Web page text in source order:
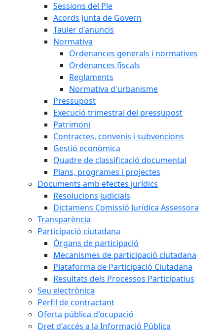
Sessions del Ple
Acords Junta de Govern
Tauler d'anuncis
Normativa
Ordenances generals i normatives
Ordenances fiscals
Reglaments
Normativa d'urbanisme
Pressupost
Execució trimestral del pressupost
Patrimoni
Contractes, convenis i subvencions
Gestió econòmica
Quadre de classificació documental
Plans, programes i projectes
Documents amb efectes jurídics
Resolucions judicials
Dictamens Comissió Jurídica Assessora
Transparència
Participació ciutadana
Òrgans de participació
Mecanismes de participació ciutadana
Plataforma de Participació Ciutadana
Resultats dels Processos Participatius
Seu electrònica
Perfil de contractant
Oferta pública d'ocupació
Dret d'accés a la Informació Pública